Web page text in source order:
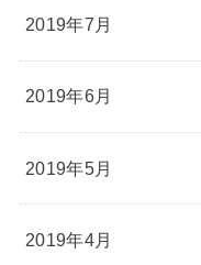
2019年7月
2019年6月
2019年5月
2019年4月